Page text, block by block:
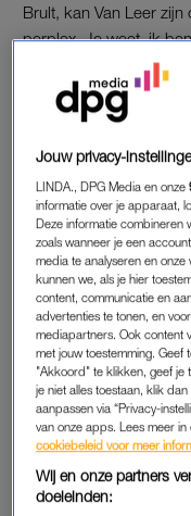
Brult, kan Van Leer zijn
perplex. Je weet, ik
Tan verwees in zijn
vroeger meenam naar
pijnlijke enkels sta,
Op Instagram deelt de
een feest om mee te
alterego. Het was flink
hulp van het team is
Tekst gaat verder
Jouw privacy-
LINDA., DPG Media en onze
informatie over je apparaat,
Deze informatie combineren
zoals wanneer je een
media te analyseren en
kunnen we, als je hier
content, communicatie en
advertenties te tonen, en
mediapartners. Ook content
met jouw toestemming. Geef
"Akkoord" te klikken, geef je
je niet alles toestaan, klik
aanpassen via “Privacy-
van onze apps. Lees meer
cookiebeleid voor meer
Wij en onze partners
doeleinden: